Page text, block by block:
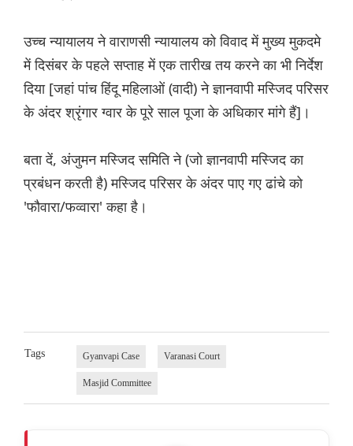
उच्च न्यायालय ने वाराणसी न्यायालय को विवाद में मुख्य मुकदमे
में दिसंबर के पहले सप्ताह में एक तारीख तय करने का भी निर्देश
दिया [जहां पांच हिंदू महिलाओं (वादी) ने ज्ञानवापी मस्जिद परिसर
के अंदर श्रृंगार ग्वार के पूरे साल पूजा के अधिकार मांगे हैं]।
बता दें, अंजुमन मस्जिद समिति ने (जो ज्ञानवापी मस्जिद का
प्रबंधन करती है) मस्जिद परिसर के अंदर पाए गए ढांचे को
'फौवारा/फव्वारा' कहा है।
Tags Gyanvapi Case Varanasi Court
Masjid Committee